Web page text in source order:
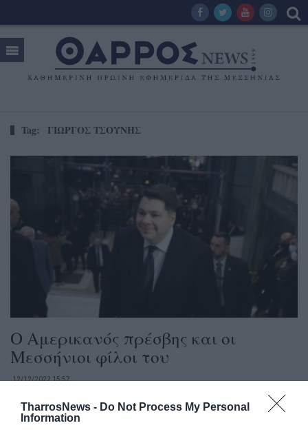
TharrosNews - Do Not Process My Personal
Information
Tag: ΓΙΩΡΓΟΣ ΤΣΟΥΝΗΣ
Ο Αμερικανός πρέσβης και οι
Μεσσήνιοι φίλοι του
12/12/2022 15:57
‘Ενας άλλος που ενθουσιάστηκε από την εκδήλωση
στο Παλλάς ήταν ο Αμερικανός πρεσβευτής